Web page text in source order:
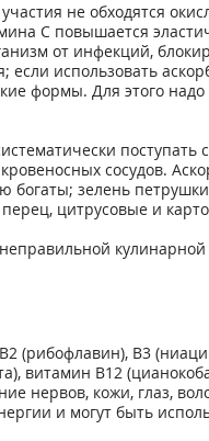
не обходятся
С повышается
от инфекций,
использовать
формы. Для этого надо
поступать
сосудов.
богаты; зелень
цитрусовые и
В3
витамин В12
нервов, кожи, глаз,
и могут быть